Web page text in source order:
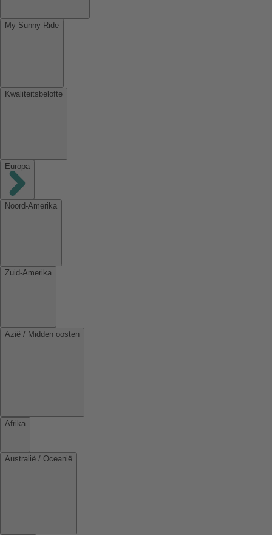
My Sunny Ride
Kwaliteitsbelofte
Europa
Noord-Amerika
Zuid-Amerika
Azië / Midden oosten
Afrika
Australië / Oceanië